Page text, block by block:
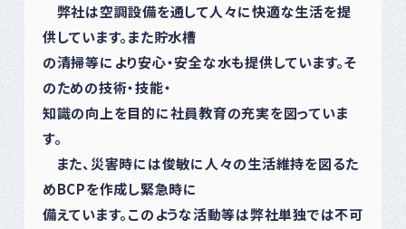
弊社は空調設備を通して人々に快適な生活を提
供しています。また貯水槽
の清掃等により安心・安全な水も提供しています。そ
のための技術・技能・
知識の向上を目的に社員教育の充実を図っていま
す。
また、災害時には俊敏に人々の生活維持を図るた
めBCPを作成し緊急時に
備えています。このような活動等は弊社単独では不可